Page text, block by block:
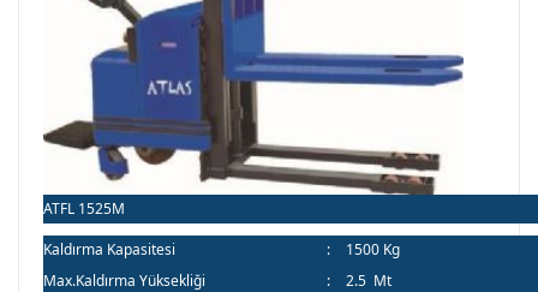
ATFL 1525M
Kaldırma Kapasitesi
:
1500 Kg
Max.Kaldırma Yüksekliği
:
2.5 Mt